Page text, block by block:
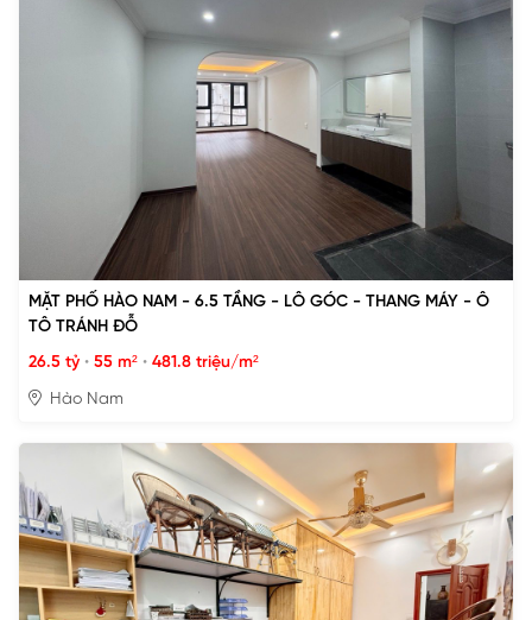
MẶT PHỐ HÀO NAM - 6.5 TẦNG - LÔ GÓC - THANG MÁY - Ô
TÔ TRÁNH ĐỖ
26.5 tỷ • 55 m² • 481.8 triệu/m²
Hào Nam